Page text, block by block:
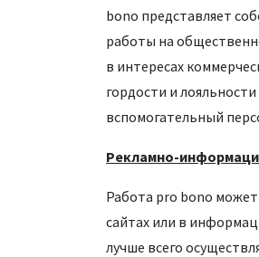
bono представляет
работы на
в интересах
гордости и
вспомогательный
Рекламно-
Работа pro bono
сайтах или в
лучше всего